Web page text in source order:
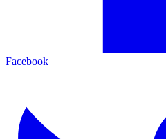
Facebook